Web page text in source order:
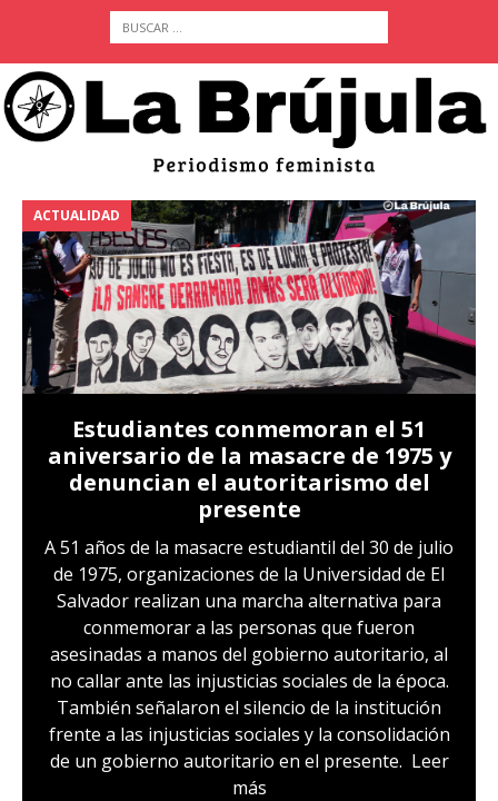
ACTUALIDAD
Estudiantes conmemoran el 51
aniversario de la masacre de 1975 y
denuncian el autoritarismo del
presente
A 51 años de la masacre estudiantil del 30 de julio
de 1975, organizaciones de la Universidad de El
Salvador realizan una marcha alternativa para
conmemorar a las personas que fueron
asesinadas a manos del gobierno autoritario, al
no callar ante las injusticias sociales de la época.
También señalaron el silencio de la institución
frente a las injusticias sociales y la consolidación
de un gobierno autoritario en el presente. Leer
más